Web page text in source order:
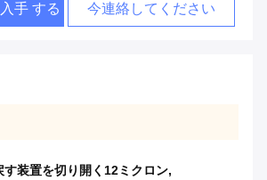
手 する 今連絡してください
す装置を切り開く12ミクロン,